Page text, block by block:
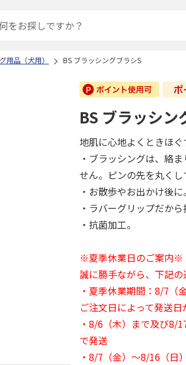
用品（犬用） BS ブラッシングブラシS
BS ブラッシン
地肌に心地よくときほぐ
・ブラッシングは、絡
せん。ピンの先を丸くし
・お散歩やお出かけ後に。
・ラバーグリップだか
・抗菌加工。
※夏季休業日のご案内※
誠に勝手ながら、下記の
・夏季休業期間：8/7（
ご注文日によって発送日
・8/6（木）まで及び8/
で発送
・8/7（金）～8/16（日